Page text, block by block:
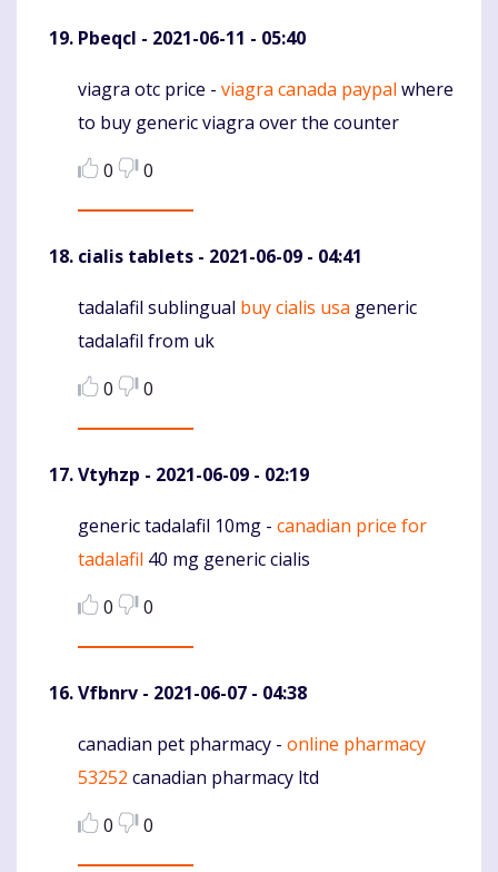
Pbeqcl - 2021-06-11 - 05:40
Komentaras
viagra otc price - viagra canada paypal where
to buy generic viagra over the counter
0
0
cialis tablets - 2021-06-09 - 04:41
Komentaras
tadalafil sublingual buy cialis usa generic
tadalafil from uk
0
0
Vtyhzp - 2021-06-09 - 02:19
Komentaras
generic tadalafil 10mg - canadian price for
tadalafil 40 mg generic cialis
0
0
Vfbnrv - 2021-06-07 - 04:38
Komentaras
canadian pet pharmacy - online pharmacy
53252 canadian pharmacy ltd
0
0